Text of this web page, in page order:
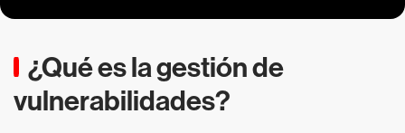
¿Qué es la gestión de
vulnerabilidades?